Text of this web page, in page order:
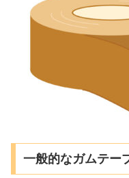
一般的なガムテー